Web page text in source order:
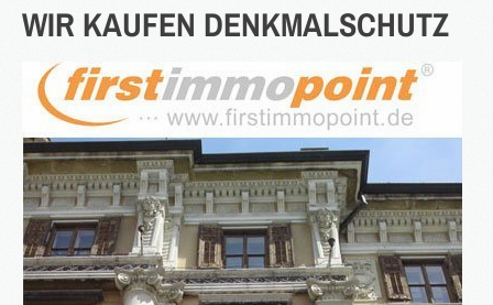
Denkmal Immobilien
Ausland Immobilien
History
3S
Bauträger
Service
Titels
eingeben
WIR KAUFEN DENKMALSCHUTZ